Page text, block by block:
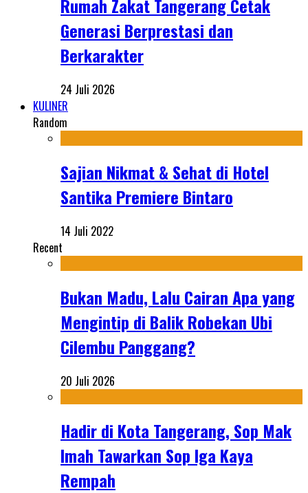
Rumah Zakat Tangerang Cetak
Generasi Berprestasi dan
Berkarakter
24 Juli 2026
KULINER
Random
Sajian Nikmat & Sehat di Hotel
Santika Premiere Bintaro
14 Juli 2022
Recent
Bukan Madu, Lalu Cairan Apa yang
Mengintip di Balik Robekan Ubi
Cilembu Panggang?
20 Juli 2026
Hadir di Kota Tangerang, Sop Mak
Imah Tawarkan Sop Iga Kaya
Rempah